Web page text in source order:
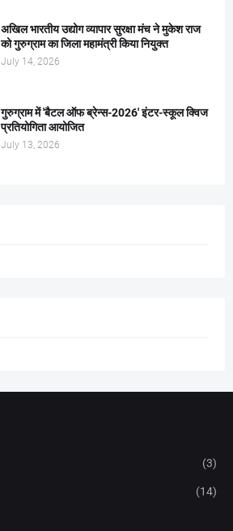
अखिल भारतीय उद्योग व्यापार सुरक्षा मंच ने मुकेश राज
को गुरुग्राम का जिला महामंत्री किया नियुक्त
July 14, 2026
गुरुग्राम में 'बैटल ऑफ ब्रेन्स-2026' इंटर-स्कूल क्विज
प्रतियोगिता आयोजित
July 13, 2026
(3)
(14)